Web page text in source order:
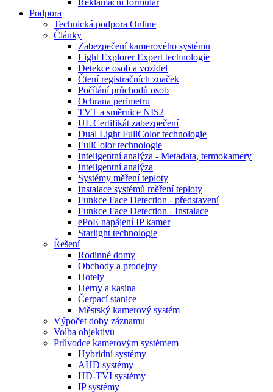
Reklamační formulář
Podpora
Technická podpora Online
Články
Zabezpečení kamerového systému
Light Explorer Expert technologie
Detekce osob a vozidel
Čtení registračních značek
Počítání průchodů osob
Ochrana perimetru
TVT a směrnice NIS2
UL Certifikát zabezpečení
Dual Light FullColor technologie
FullColor technologie
Inteligentní analýza - Metadata, termokamery
Inteligentní analýza
Systémy měření teploty
Instalace systémů měření teploty
Funkce Face Detection - představení
Funkce Face Detection - Instalace
ePoE napájení IP kamer
Starlight technologie
Řešení
Rodinné domy
Obchody a prodejny
Hotely
Herny a kasina
Čerpací stanice
Městský kamerový systém
Výpočet doby záznamu
Volba objektivu
Průvodce kamerovým systémem
Hybridní systémy
AHD systémy
HD-TVI systémy
IP systémy